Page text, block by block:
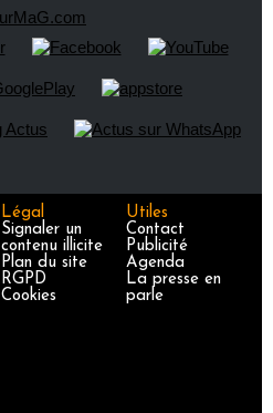
Légal
Signaler un
contenu illicite
Plan du site
RGPD
Cookies
Utiles
Contact
Publicité
Agenda
La presse en
parle